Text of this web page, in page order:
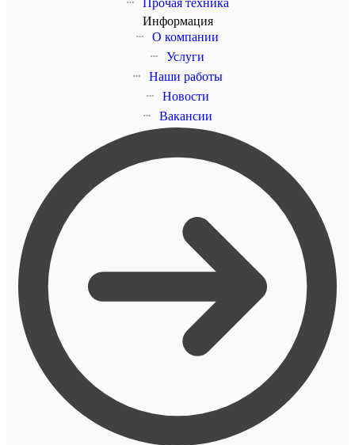
Прочая техника
Информация
О компании
Услуги
Наши работы
Новости
Вакансии